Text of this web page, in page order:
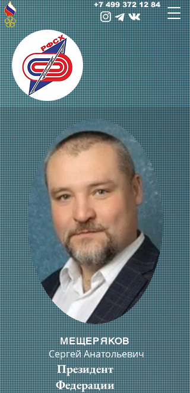
+7 499 372 12 84
МЕЩЕРЯКОВ
Сергей Анатольевич
Президент
Федерации